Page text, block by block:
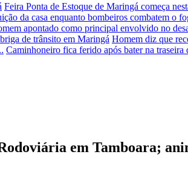
Feira Ponta de Estoque de Maringá começa
da casa enquanto bombeiros combatem o
apontado como principal envolvido no
de trânsito em Maringá Homem diz que
Caminhoneiro fica ferido após bater na
em Tamboara;